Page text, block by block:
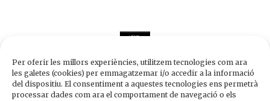
Per oferir les millors experiències, utilitzem tecnologies com ara
les galetes (cookies) per emmagatzemar i/o accedir a la informació
del dispositiu. El consentiment a aquestes tecnologies ens permetrà
processar dades com ara el comportament de navegació o els
Edicions de 1984